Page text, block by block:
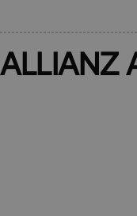
ALLIANZ